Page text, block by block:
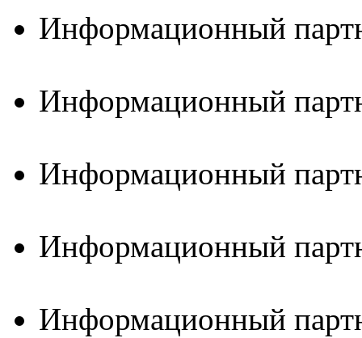
Информационный
Информационный
Информационный
Информационный
Информационный